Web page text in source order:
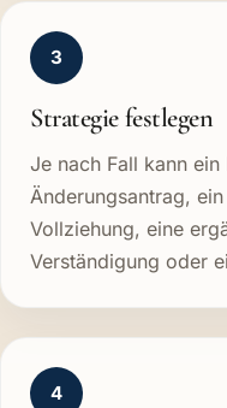
3
Strategie festlegen
Je nach Fall kann
Änderungsantrag,
Vollziehung, eine
Verständigung oder
4